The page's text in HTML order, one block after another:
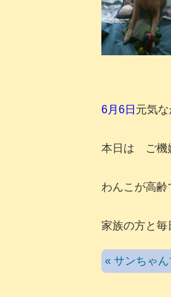
6月6日 元気
本日は ご機
わんこが高
家族の方と
« サンちゃん